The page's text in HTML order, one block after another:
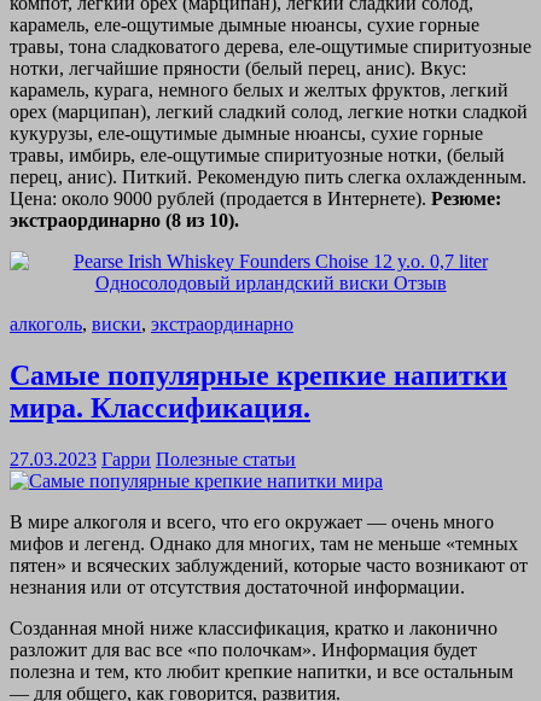
карамель, еле-ощутимые дымные нюансы, сухие горные
травы, тона сладковатого дерева, еле-ощутимые спиритуозные
нотки, легчайшие пряности (белый перец, анис). Вкус:
карамель, курага, немного белых и желтых фруктов, легкий
орех (марципан), легкий сладкий солод, легкие нотки сладкой
кукурузы, еле-ощутимые дымные нюансы, сухие горные
травы, имбирь, еле-ощутимые спиритуозные нотки, (белый
перец, анис). Питкий. Рекомендую пить слегка охлажденным.
Цена: около 9000 рублей (продается в Интернете). Резюме:
экстраординарно (8 из 10).
алкоголь, виски, экстраординарно
Самые популярные крепкие напитки
мира. Классификация.
27.03.2023 Гарри Полезные статьи
В мире алкоголя и всего, что его окружает — очень много
мифов и легенд. Однако для многих, там не меньше «темных
пятен» и всяческих заблуждений, которые часто возникают от
незнания или от отсутствия достаточной информации.
Созданная мной ниже классификация, кратко и лаконично
разложит для вас все «по полочкам». Информация будет
полезна и тем, кто любит крепкие напитки, и все остальным
— для общего, как говорится, развития.